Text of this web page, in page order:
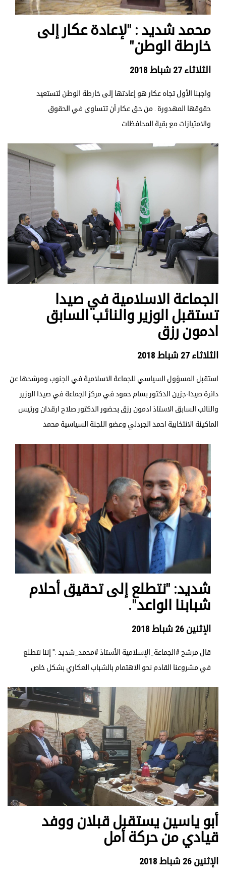
محمد شديد : "لإعادة عكار إلى
خارطة الوطن"
الثلاثاء 27 شباط 2018
واجبنا الأول تجاه عكار هو إعادتها إلى خارطة الوطن لتستعيد
حقوقها المهدورة . من حق عكار أن تتساوى في الحقوق
والامتيازات مع بقية المحافظات
الجماعة الاسلامية في صيدا
تستقبل الوزير والنائب السابق
ادمون رزق
الثلاثاء 27 شباط 2018
استقبل المسؤول السياسي للجماعة الاسلامية في الجنوب ومرشحها عن
دائرة صيدا-جزين الدكتور بسام حمود في مركز الجماعة في صيدا الوزير
والنائب السابق الاستاذ ادمون رزق بحضور الدكتور صلاح ارقدان ورئيس
الماكينة الانتخابية احمد الجردلي وعضو اللجنة السياسية محمد
شديد: "نتطلع إلى تحقيق أحلام
شبابنا الواعد".
الإثنين 26 شباط 2018
قال مرشح #الجماعة_الإسلامية الأستاذ #محمد_شديد :" إننا نتطلع
في مشروعنا القادم نحو الاهتمام بالشباب العكاري بشكل خاص
أبو ياسين يستقبل قبلان ووفد
قيادي من حركة أمل
الإثنين 26 شباط 2018